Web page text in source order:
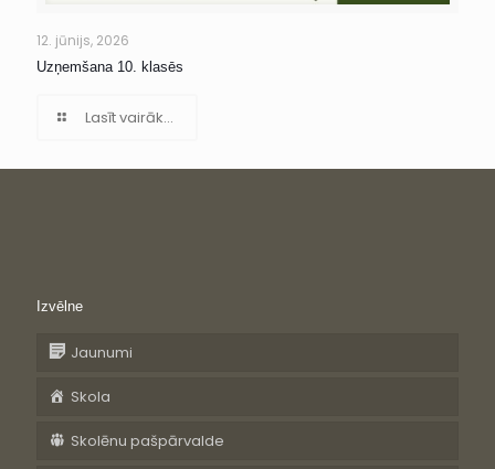
12. jūnijs, 2026
Uzņemšana 10. klasēs
Lasīt vairāk...
Izvēlne
Jaunumi
Skola
Skolēnu pašpārvalde